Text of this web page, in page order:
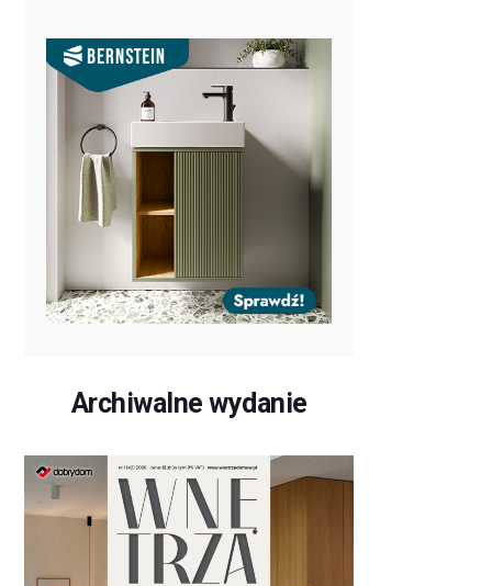
Archiwalne wydanie